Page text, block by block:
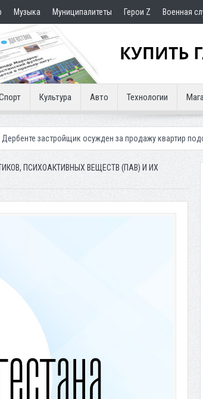
Музыка Муниципалитеты Герои Z Военная
Культура Авто Технологии
осужден за продажу квартир подставным
ПСИХОАКТИВНЫХ ВЕЩЕСТВ (ПАВ) И ИХ